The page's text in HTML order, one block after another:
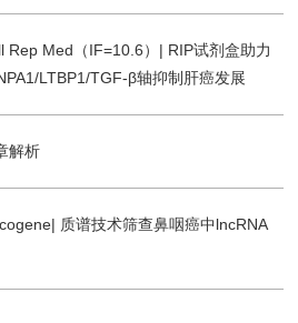
Rep Med（IF=10.6）| RIP试剂盒助力
LTBP1/TGF-β轴抑制肝癌发展
解析
质谱技术筛查鼻咽癌中lncRNA